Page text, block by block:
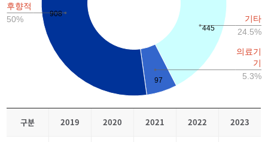
445
97
908
기타
24.5%
의료기
기
5.3%
후향적
50%
구분 2019 2020 2021 2022 2023